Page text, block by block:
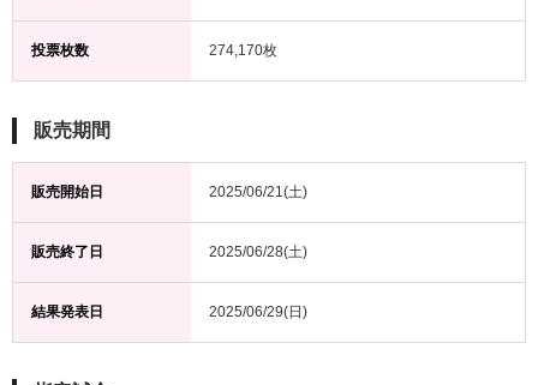
投票枚数 274,170枚
販売期間
販売開始日 2025/06/21(土)
販売終了日 2025/06/28(土)
結果発表日 2025/06/29(日)